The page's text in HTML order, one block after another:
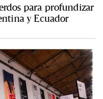
para profundizar
y Ecuador